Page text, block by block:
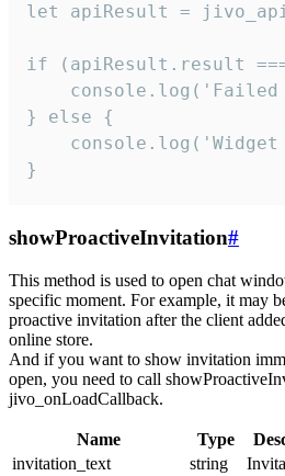
let apiResult =
if (apiResult.result
console.log('Failed
} else {
}
showProactiveInvitation#
This method is used to open chat
specific moment. For example, it may
proactive invitation after the client
online store.
And if you want to show invitation
open, you need to call
jivo_onLoadCallback.
Name Type
invitation_text
string